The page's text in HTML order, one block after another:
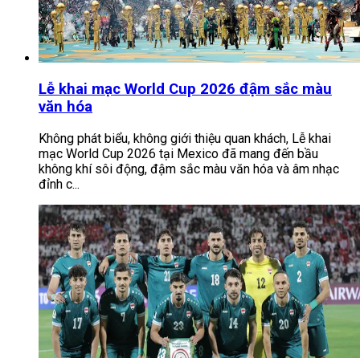
Lễ khai mạc World Cup 2026 đậm sắc màu
văn hóa
Không phát biểu, không giới thiệu quan khách, Lễ khai
mạc World Cup 2026 tại Mexico đã mang đến bầu
không khí sôi động, đậm sắc màu văn hóa và âm nhạc
đỉnh c...